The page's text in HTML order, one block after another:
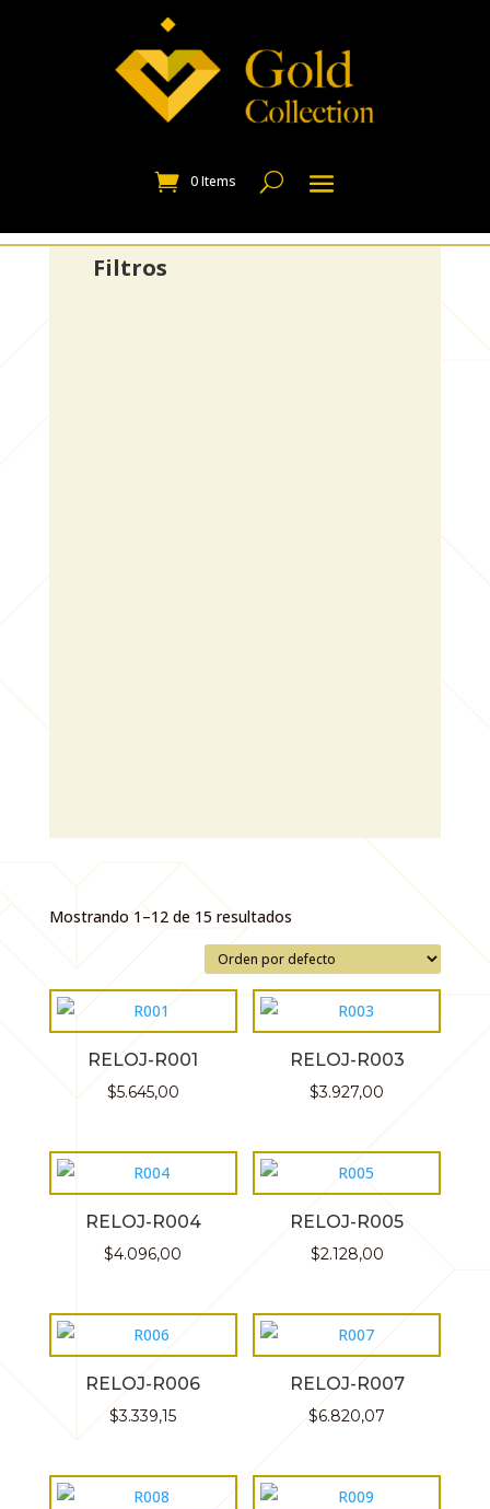
0 Items
Filtros
Mostrando 1–12 de 15 resultados
RELOJ-R001
$5.645,00
RELOJ-R003
$3.927,00
RELOJ-R004
$4.096,00
RELOJ-R005
$2.128,00
RELOJ-R006
$3.339,15
RELOJ-R007
$6.820,07